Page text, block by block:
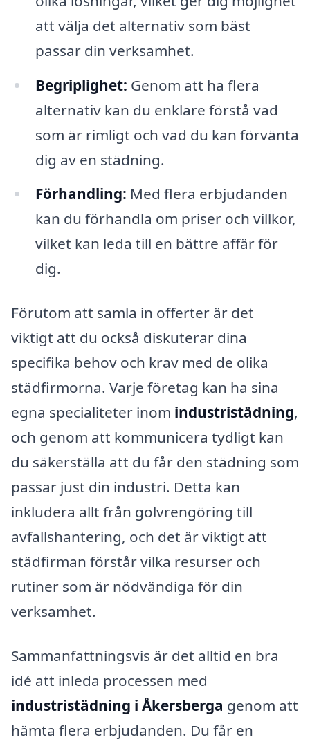
att välja det alternativ som bäst
passar din verksamhet.
Begriplighet: Genom att ha flera
alternativ kan du enklare förstå vad
som är rimligt och vad du kan förvänta
dig av en städning.
Förhandling: Med flera erbjudanden
kan du förhandla om priser och villkor,
vilket kan leda till en bättre affär för
dig.
Förutom att samla in offerter är det
viktigt att du också diskuterar dina
specifika behov och krav med de olika
städfirmorna. Varje företag kan ha sina
egna specialiteter inom industristädning,
och genom att kommunicera tydligt kan
du säkerställa att du får den städning som
passar just din industri. Detta kan
inkludera allt från golvrengöring till
avfallshantering, och det är viktigt att
städfirman förstår vilka resurser och
rutiner som är nödvändiga för din
verksamhet.
Sammanfattningsvis är det alltid en bra
idé att inleda processen med
industristädning i Åkersberga genom att
hämta flera erbjudanden. Du får en